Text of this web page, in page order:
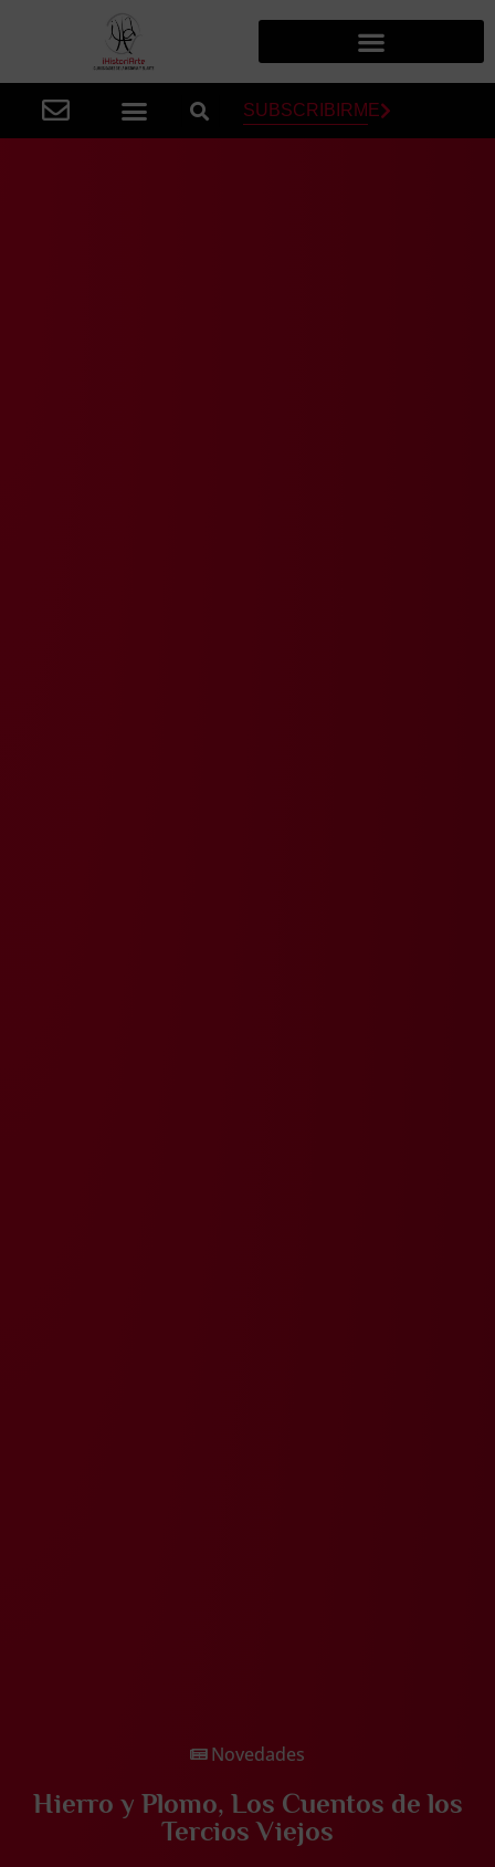
SUBSCRIBIRME
Novedades
Hierro y Plomo, Los Cuentos de los
Tercios Viejos